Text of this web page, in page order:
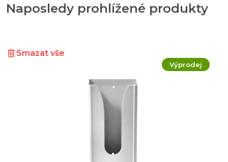
Naposledy prohlížené produkty
Smazat vše
Výprodej